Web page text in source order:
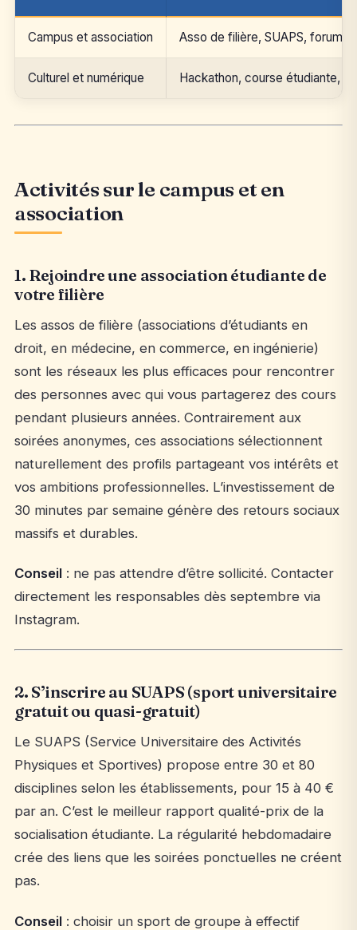
Campus et association Asso de filière, SUAPS,
Culturel et numérique Hackathon, course étudiante,
Activités sur le campus et en
association
1. Rejoindre une association étudiante de
votre filière
Les assos de filière (associations d’étudiants en
droit, en médecine, en commerce, en ingénierie)
sont les réseaux les plus efficaces pour rencontrer
des personnes avec qui vous partagerez des cours
pendant plusieurs années. Contrairement aux
soirées anonymes, ces associations sélectionnent
naturellement des profils partageant vos intérêts et
vos ambitions professionnelles. L’investissement de
30 minutes par semaine génère des retours sociaux
massifs et durables.
Conseil: ne pas attendre d’être sollicité. Contacter
directement les responsables dès septembre via
Instagram.
2. S’inscrire au SUAPS (sport universitaire
gratuit ou quasi-gratuit)
Le SUAPS (Service Universitaire des Activités
Physiques et Sportives) propose entre 30 et 80
disciplines selon les établissements, pour 15 à 40 €
par an. C’est le meilleur rapport qualité-prix de la
socialisation étudiante. La régularité hebdomadaire
crée des liens que les soirées ponctuelles ne créent
pas.
Conseil: choisir un sport de groupe à effectif